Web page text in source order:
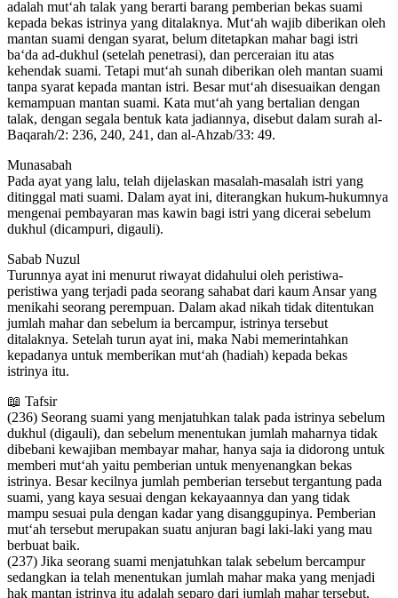
adalah mut‘ah talak yang berarti barang pemberian bekas suami
kepada bekas istrinya yang ditalaknya. Mut‘ah wajib diberikan oleh
mantan suami dengan syarat, belum ditetapkan mahar bagi istri
ba‘da ad-dukhul (setelah penetrasi), dan perceraian itu atas
kehendak suami. Tetapi mut‘ah sunah diberikan oleh mantan suami
tanpa syarat kepada mantan istri. Besar mut‘ah disesuaikan dengan
kemampuan mantan suami. Kata mut‘ah yang bertalian dengan
talak, dengan segala bentuk kata jadiannya, disebut dalam surah al-
Baqarah/2: 236, 240, 241, dan al-Ahzab/33: 49.
Munasabah
Pada ayat yang lalu, telah dijelaskan masalah-masalah istri yang
ditinggal mati suami. Dalam ayat ini, diterangkan hukum-hukumnya
mengenai pembayaran mas kawin bagi istri yang dicerai sebelum
dukhul (dicampuri, digauli).
Sabab Nuzul
Turunnya ayat ini menurut riwayat didahului oleh peristiwa-
peristiwa yang terjadi pada seorang sahabat dari kaum Ansar yang
menikahi seorang perempuan. Dalam akad nikah tidak ditentukan
jumlah mahar dan sebelum ia bercampur, istrinya tersebut
ditalaknya. Setelah turun ayat ini, maka Nabi memerintahkan
kepadanya untuk memberikan mut‘ah (hadiah) kepada bekas
istrinya itu.
📖 Tafsir
(236) Seorang suami yang menjatuhkan talak pada istrinya sebelum
dukhul (digauli), dan sebelum menentukan jumlah maharnya tidak
dibebani kewajiban membayar mahar, hanya saja ia didorong untuk
memberi mut‘ah yaitu pemberian untuk menyenangkan bekas
istrinya. Besar kecilnya jumlah pemberian tersebut tergantung pada
suami, yang kaya sesuai dengan kekayaannya dan yang tidak
mampu sesuai pula dengan kadar yang disanggupinya. Pemberian
mut‘ah tersebut merupakan suatu anjuran bagi laki-laki yang mau
berbuat baik.
(237) Jika seorang suami menjatuhkan talak sebelum bercampur
sedangkan ia telah menentukan jumlah mahar maka yang menjadi
hak mantan istrinya itu adalah separo dari jumlah mahar tersebut,